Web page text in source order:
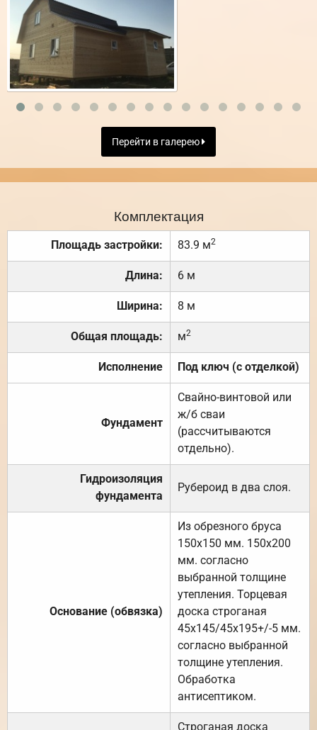
Перейти в галерею
Комплектация
Площадь застройки: 83.9 м2
Длина: 6 м
Ширина: 8 м
Общая площадь: м2
Исполнение Под ключ (с отделкой)
Фундамент
Свайно-винтовой или
ж/б сваи
(рассчитываются
отдельно).
Гидроизоляция
фундамента
Рубероид в два слоя.
Основание (обвязка)
Из обрезного бруса
150х150 мм. 150х200
мм. согласно
выбранной толщине
утепления. Торцевая
доска строганая
45х145/45х195+/-5 мм.
согласно выбранной
толщине утепления.
Обработка
антисептиком.
Строганая доска